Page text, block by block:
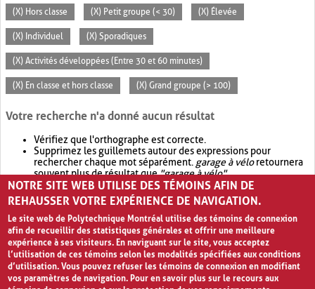
(X) Hors classe (X) Petit groupe (< 30) (X) Élevée
(X) Individuel (X) Sporadiques
(X) Activités développées (Entre 30 et 60 minutes)
(X) En classe et hors classe (X) Grand groupe (> 100)
Votre recherche n'a donné aucun résultat
Vérifiez que l'orthographe est correcte.
Supprimez les guillemets autour des expressions pour
rechercher chaque mot séparément. garage à véloretournera
souvent plus de résultat que"garage à vélo".
Envisagez d'élargir votre recherche avec OR.garage OR vélo
retournera souvent plus de résultat quegarage à vélo
NOTRE SITE WEB UTILISE DES TÉMOINS AFIN DE
REHAUSSER VOTRE EXPÉRIENCE DE NAVIGATION.
Le site web de Polytechnique Montréal utilise des témoins de connexion
afin de recueillir des statistiques générales et offrir une meilleure
expérience à ses visiteurs. En naviguant sur le site, vous acceptez
l’utilisation de ces témoins selon les modalités spécifiées aux conditions
d’utilisation. Vous pouvez refuser les témoins de connexion en modifiant
vos paramètres de navigation. Pour en savoir plus sur le recours aux